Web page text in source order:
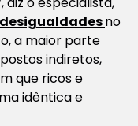
desigualdadesno
a maior parte
indiretos,
que ricos e
idêntica e